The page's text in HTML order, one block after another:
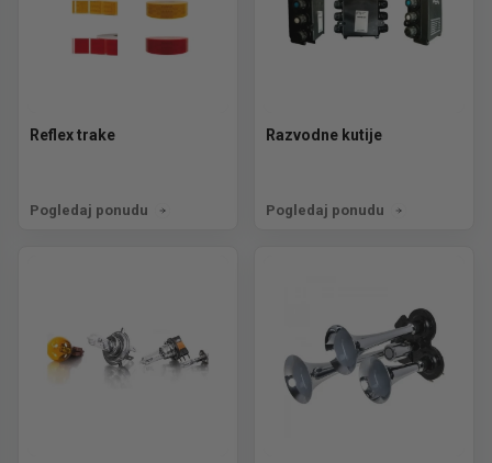
Reflex trake
Pogledaj ponudu
Razvodne kutije
Pogledaj ponudu